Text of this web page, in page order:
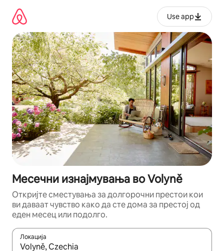
содржина
Use app
Месечни изнајмувања во Volyně
Откријте сместувања за долгорочни престои кои
ви даваат чувство како да сте дома за престој од
еден месец или подолго.
Локација
Кога резултатите се достапни, движете се со копчињата